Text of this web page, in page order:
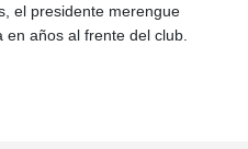
el presidente merengue
años al frente del club.